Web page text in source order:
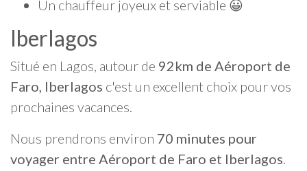
Un chauffeur joyeux et serviable 😀
Iberlagos
Situé en Lagos, autour de 92km de Aéroport de
Faro, Iberlagos c'est un excellent choix pour vos
prochaines vacances.
Nous prendrons environ 70 minutes pour
voyager entre Aéroport de Faro et Iberlagos.